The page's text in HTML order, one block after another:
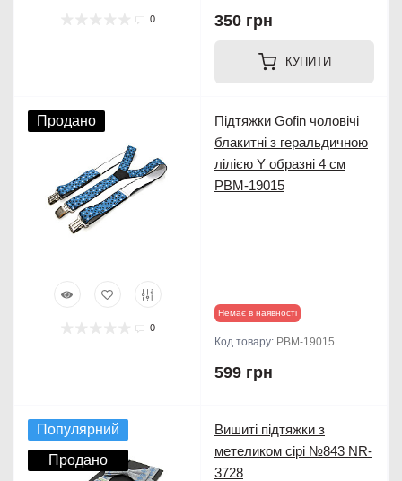
0 350 грн
КУПИТИ
Продано
0
Підтяжки Gofin чоловічі
блакитні з геральдичною
лілією Y образні 4 см
PBM-19015
Немає в наявності
Код товару: PBM-19015
599 грн
Популярний
Продано
Вишиті підтяжки з
метеликом сірі №843 NR-
3728